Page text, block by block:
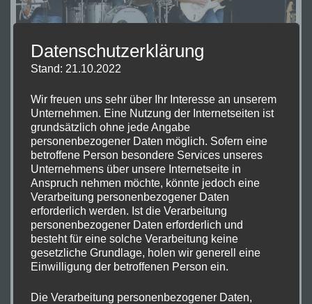
WETTRINGER
MUSIKNACHT
2019
WETTRINGER MUSIKNACHT
2019
Am 09.11.2019 sind wir bei der Kneipennacht in
Wettringen. In diversen Gaststätten gibt es
Livemusik. Wir spielen an diesem Abend im Szenelokal
Lütke-Wenning an der Bergstraße 7 in Wettringen.
Datenschutzerklärung
Stand: 21.10.2022
Wir freuen uns sehr über Ihr Interesse an unserem
Unternehmen. Eine Nutzung der Internetseiten ist
grundsätzlich ohne jede Angabe
personenbezogener Daten möglich. Sofern eine
betroffene Person besondere Services unseres
Unternehmens über unsere Internetseite in
Anspruch nehmen möchte, könnte jedoch eine
Verarbeitung personenbezogener Daten
erforderlich werden. Ist die Verarbeitung
personenbezogener Daten erforderlich und
besteht für eine solche Verarbeitung keine
gesetzliche Grundlage, holen wir generell eine
Einwilligung der betroffenen Person ein.
Die Verarbeitung personenbezogener Daten,